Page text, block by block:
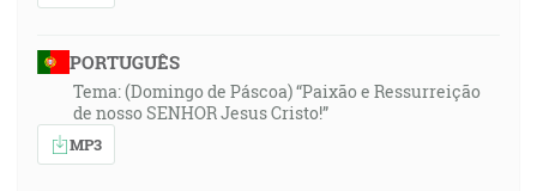
PORTUGUÊS
Tema: (Domingo de Páscoa) “Paixão e Ressurreição
de nosso SENHOR Jesus Cristo!”
MP3